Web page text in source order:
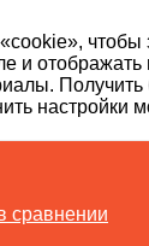
чтобы
и
настройки
сравнении